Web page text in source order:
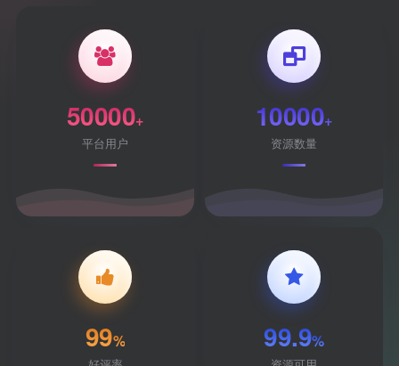
50000+
平台用户
10000+
资源数量
99% 99.9%